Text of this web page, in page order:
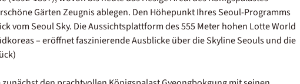
Gärten Zeugnis ablegen. Den Höhepunkt Ihres Seoul-Programms
vom Seoul Sky. Die Aussichtsplattform des 555 Meter hohen Lotte World
– eröffnet faszinierende Ausblicke über die Skyline Seouls und die